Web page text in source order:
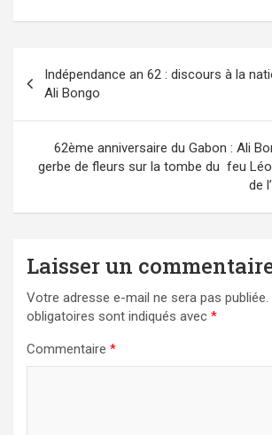
de
l’article
Indépendance an 62 : discours à la
Ali Bongo
62ème anniversaire du Gabon : Ali
gerbe de fleurs sur la tombe du feu
de
Laisser un
Votre adresse e-mail ne sera pas publiée.
obligatoires sont indiqués avec *
Commentaire *